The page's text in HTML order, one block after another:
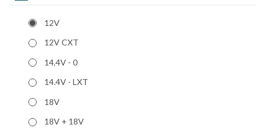
12V
12V CXT
14,4V - 0
14.4V - LXT
18V
18V + 18V